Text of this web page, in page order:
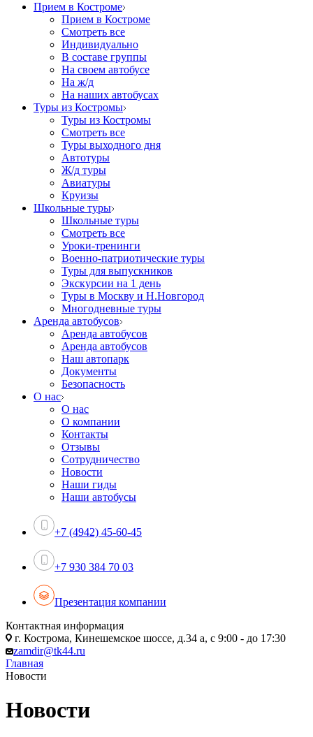
Прием в Костроме
Прием в Костроме
Смотреть все
Индивидуально
В составе группы
На своем автобусе
На ж/д
На наших автобусах
Туры из Костромы
Туры из Костромы
Смотреть все
Туры выходного дня
Автотуры
Ж/д туры
Авиатуры
Круизы
Школьные туры
Школьные туры
Смотреть все
Уроки-тренинги
Военно-патриотические туры
Туры для выпускников
Экскурсии на 1 день
Туры в Москву и Н.Новгород
Многодневные туры
Аренда автобусов
Аренда автобусов
Аренда автобусов
Наш автопарк
Документы
Безопасность
О нас
О нас
О компании
Контакты
Отзывы
Сотрудничество
Новости
Наши гиды
Наши автобусы
+7 (4942) 45-60-45
+7 930 384 70 03
Презентация компании
Контактная информация
г. Кострома, Кинешемское шоссе, д.34 а, с 9:00 - до 17:30
zamdir@tk44.ru
Главная
Новости
Новости